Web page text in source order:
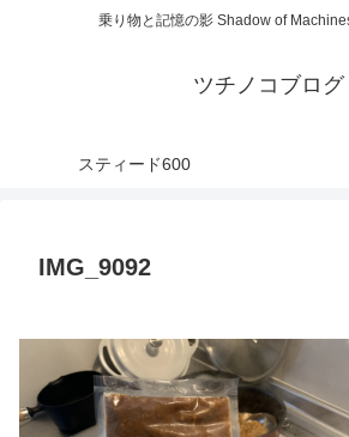
乗り物と記憶の影 Shadow of
ツチノコブログ
スティード600
IMG_9092